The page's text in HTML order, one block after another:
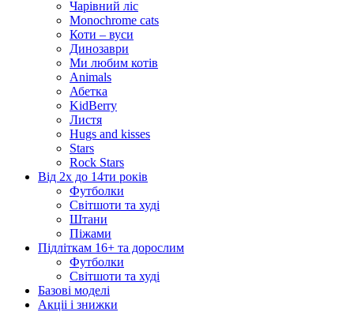
Чарівний ліс
Monochrome cats
Коти – вуси
Динозаври
Ми любим котів
Animals
Абетка
KidBerry
Листя
Hugs and kisses
Stars
Rock Stars
Від 2х до 14ти років
Футболки
Світшоти та худі
Штани
Піжами
Підліткам 16+ та дорослим
Футболки
Світшоти та худі
Базові моделі
Акціі і знижки